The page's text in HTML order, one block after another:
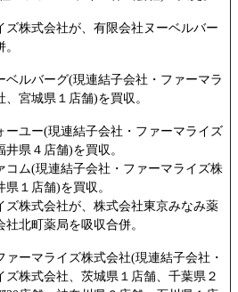
ズ株式会社が、有限会社ヌーベルバー
ベルバーグ(現連結子会社・ファーマラ
、宮城県１店舗)を買収。
ーユー(現連結子会社・ファーマライズ
井県４店舗)を買収。
コム(現連結子会社・ファーマライズ株
１店舗)を買収。
ズ株式会社が、株式会社東京みなみ薬
社北町薬局を吸収合併。
ァーマライズ株式会社(現連結子会社・
ズ株式会社、茨城県１店舗、千葉県２